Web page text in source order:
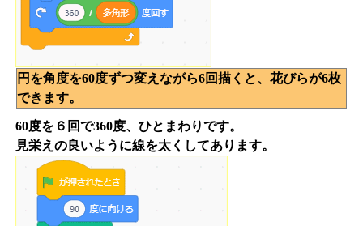
円を角度を60度ずつ変えながら6回描くと、花びらが6枚
できます。
60度を６回で360度、ひとまわりです。
見栄えの良いように線を太くしてあります。